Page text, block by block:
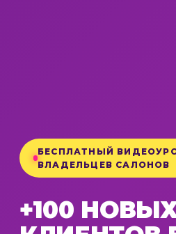
БЕСПЛАТНЫЙ
ВЛАДЕЛЬЦЕВ САЛОНОВ
+100